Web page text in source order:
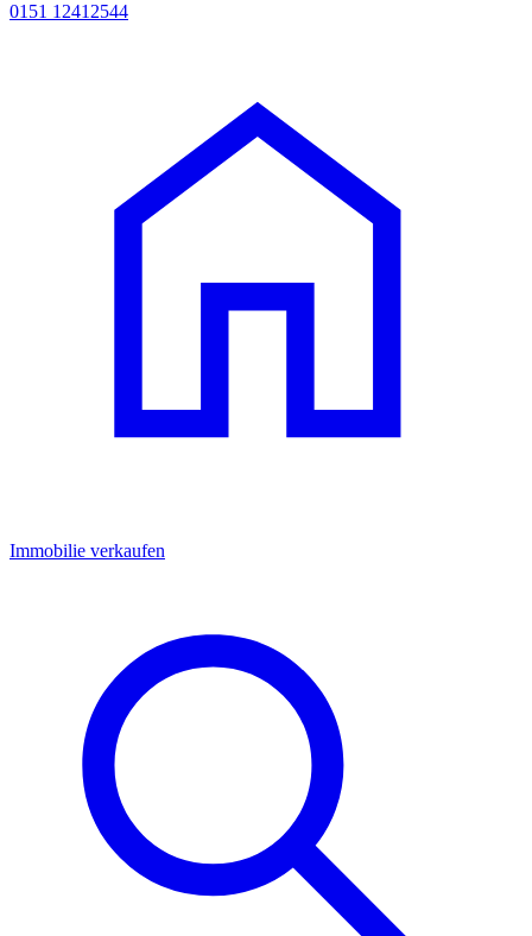
0151 12412544
Immobilie verkaufen